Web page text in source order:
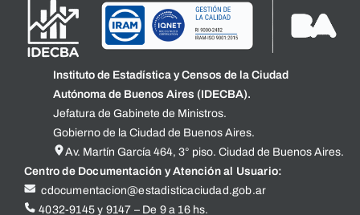
Instituto de Estadística y Censos de la Ciudad
Autónoma de Buenos Aires (IDECBA).
Jefatura de Gabinete de Ministros.
Gobierno de la Ciudad de Buenos Aires.
Av. Martín García 464, 3° piso. Ciudad de Buenos Aires.
Centro de Documentación y Atención al Usuario:
cdocumentacion@estadisticaciudad.gob.ar
4032-9145 y 9147 – De 9 a 16 hs.